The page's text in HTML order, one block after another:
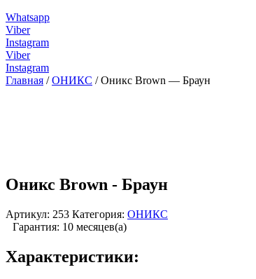
Whatsapp
Viber
Instagram
Viber
Instagram
Главная /ОНИКС / Оникс Brown — Браун
Оникс Brown - Браун
Артикул: 253 Категория: ОНИКС
Гарантия: 10 месяцев(а)
Характеристики: